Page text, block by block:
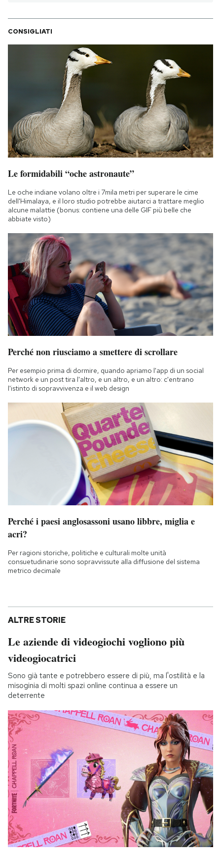
CONSIGLIATI
Le formidabili “oche astronaute”
Le oche indiane volano oltre i 7mila metri per superare le cime
dell'Himalaya, e il loro studio potrebbe aiutarci a trattare meglio
alcune malattie (bonus: contiene una delle GIF più belle che
abbiate visto)
Perché non riusciamo a smettere di scrollare
Per esempio prima di dormire, quando apriamo l'app di un social
network e un post tira l'altro, e un altro, e un altro: c'entrano
l'istinto di sopravvivenza e il web design
Perché i paesi anglosassoni usano libbre, miglia e
acri?
Per ragioni storiche, politiche e culturali molte unità
consuetudinarie sono sopravvissute alla diffusione del sistema
metrico decimale
ALTRE STORIE
Le aziende di videogiochi vogliono più
videogiocatrici
Sono già tante e potrebbero essere di più, ma l'ostilità e la
misoginia di molti spazi online continua a essere un
deterrente